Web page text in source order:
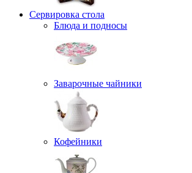
Сервировка стола
Блюда и подносы
Заварочные чайники
Кофейники